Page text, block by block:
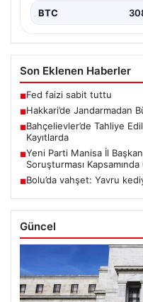
BTC
Son Eklenen Haberler
■Fed faizi sabit tuttu
■Hakkari’de Jandarmadan
■Bahçelievler’de Tahliye
Kayıtlarda
■Yeni Parti Manisa İl
Soruşturması Kapsamında
■Bolu’da vahşet: Yavru
Güncel